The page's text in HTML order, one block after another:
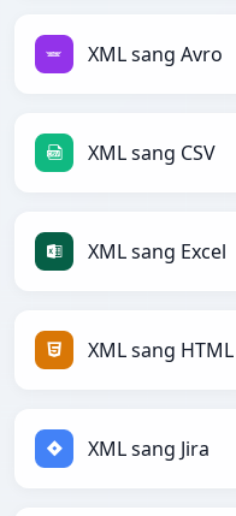
XML sang Avro
XML sang CSV
XML sang Excel
XML sang HTML
XML sang Jira